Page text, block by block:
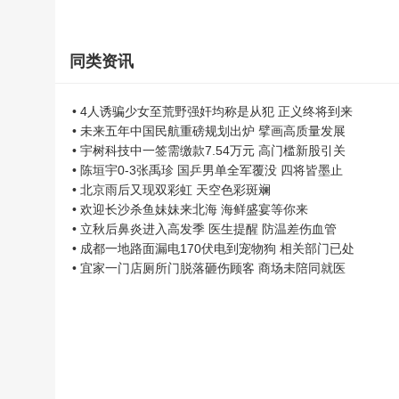
同类资讯
• 4人诱骗少女至荒野强奸均称是从犯 正义终将到来
• 未来五年中国民航重磅规划出炉 擘画高质量发展
• 宇树科技中一签需缴款7.54万元 高门槛新股引关
• 陈垣宇0-3张禹珍 国乒男单全军覆没 四将皆墨止
• 北京雨后又现双彩虹 天空色彩斑斓
• 欢迎长沙杀鱼妹妹来北海 海鲜盛宴等你来
• 立秋后鼻炎进入高发季 医生提醒 防温差伤血管
• 成都一地路面漏电170伏电到宠物狗 相关部门已处
• 宜家一门店厕所门脱落砸伤顾客 商场未陪同就医